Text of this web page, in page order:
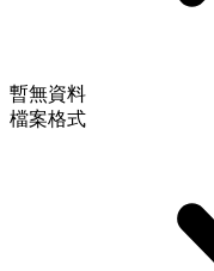
暫無資料
檔案格式